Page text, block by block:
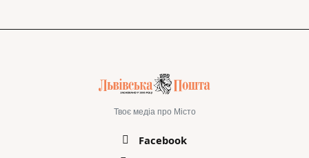
Твоє медіа про Місто
Facebook